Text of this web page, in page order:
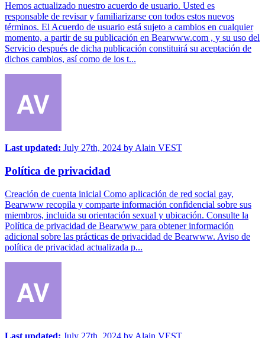
Hemos actualizado nuestro acuerdo de usuario. Usted es
responsable de revisar y familiarizarse con todos estos nuevos
términos. El Acuerdo de usuario está sujeto a cambios en cualquier
momento, a partir de su publicación en Bearwww.com , y su uso del
Servicio después de dicha publicación constituirá su aceptación de
dichos cambios, así como de los t...
Last updated: July 27th, 2024 byAlain VEST
Política de privacidad
Creación de cuenta inicial Como aplicación de red social gay,
Bearwww recopila y comparte información confidencial sobre sus
miembros, incluida su orientación sexual y ubicación. Consulte la
Política de privacidad de Bearwww para obtener información
adicional sobre las prácticas de privacidad de Bearwww. Aviso de
política de privacidad actualizada p...
Last updated: July 27th, 2024 by Alain VEST